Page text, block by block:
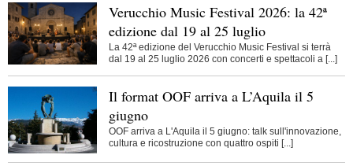
Verucchio Music Festival 2026: la 42ª
edizione dal 19 al 25 luglio
La 42ª edizione del Verucchio Music Festival si terrà
dal 19 al 25 luglio 2026 con concerti e spettacoli a [...]
Il format OOF arriva a L’Aquila il 5
giugno
OOF arriva a L'Aquila il 5 giugno: talk sull'innovazione,
cultura e ricostruzione con quattro ospiti [...]